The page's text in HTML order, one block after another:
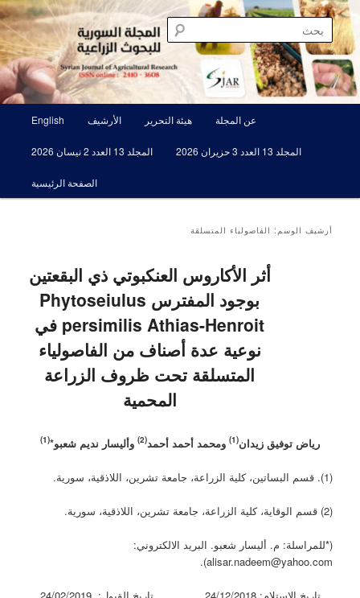
تخطي
إلى
المحتوى
الأساسي
تخطي
إلى
المحتوى
الثانويالمجلة السورية للبحوث الزراعية SJAR
مجلة علمية محكمة تصدرها الهيئة العامة للبحوث العلمية الزراعية
English الأرشيف هيئة التحرير عن المجلة
المجلد 13 العدد 2 نيسان 2026 المجلد 13 العدد 3 حزيران 2026
الصفحة الرئيسية
أرشيف الوسم: الفاصولياء المتسلقة
أثر الأكاروس العنكبوتي ذي البقعتين
بوجود المفترس ‏Phytoseiulus
‎persimilis Athias-Henroit‏ في
نوعية عدة أصناف من الفاصولياء
‏المتسلقة تحت ظروف الزراعة
المحمية
رياض توفيق زيدان(1) ومحمد أحمد أحمد(2) وأليسار نديم شعبو*(1)
(1). قسم البساتين، كلية الزراعة، جامعة تشرين، اللاذقية، سورية.
(2) قسم الوقاية، كلية الزراعة، جامعة تشرين، اللاذقية، سورية.
(*للمراسلة: م. أليسار شعبو. البريد الالكتروني:
alisar.nadeem@yahoo.com).